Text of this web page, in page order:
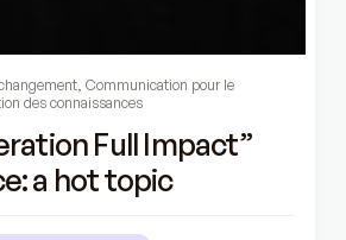
Communication pour le
des connaissances
Full Impact”
a hot topic